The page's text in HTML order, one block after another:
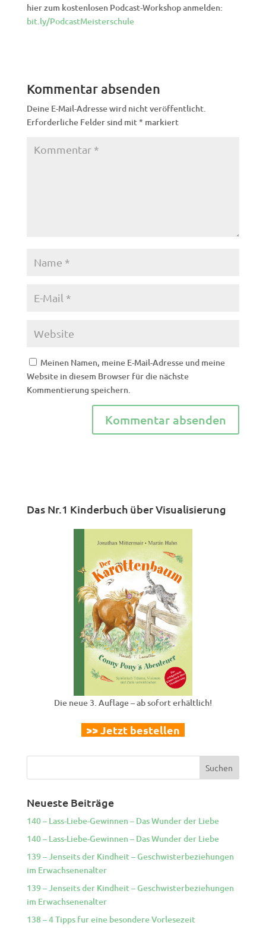
hier zum kostenlosen Podcast-Workshop anmelden:
bit.ly/PodcastMeisterschule
Kommentar absenden
Deine E-Mail-Adresse wird nicht veröffentlicht.
Erforderliche Felder sind mit* markiert
Meinen Namen, meine E-Mail-Adresse und meine
Website in diesem Browser für die nächste
Kommentierung speichern.
Das Nr.1 Kinderbuch über Visualisierung
Die neue 3. Auflage – ab sofort erhältlich!
>> Jetzt bestellen
Neueste Beiträge
140 – Lass-Liebe-Gewinnen – Das Wunder der Liebe
140 – Lass-Liebe-Gewinnen – Das Wunder der Liebe
139 – Jenseits der Kindheit – Geschwisterbeziehungen
im Erwachsenenalter
139 – Jenseits der Kindheit – Geschwisterbeziehungen
im Erwachsenenalter
138 – 4 Tipps fur eine besondere Vorlesezeit